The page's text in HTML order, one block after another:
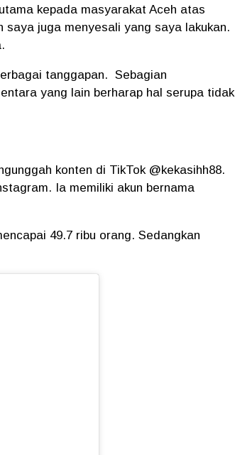
kepada masyarakat Aceh atas
saya juga menyesali yang saya lakukan.
tanggapan. Sebagian
yang lain berharap hal serupa tidak
konten di TikTok @kekasihh88.
Ia memiliki akun bernama
49.7 ribu orang. Sedangkan